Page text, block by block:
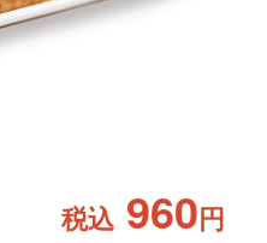
税込960円